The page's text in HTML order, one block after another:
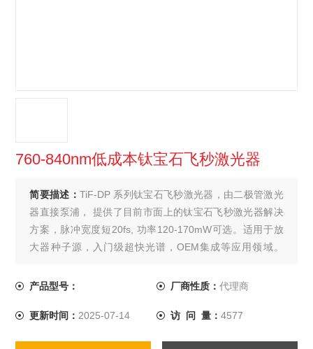
760-840nm低成本钛宝石飞秒激光器
简要描述：TiF-DP 系列钛宝石飞秒激光器，由二极管激光
器直接泵浦， 提供了目前市面上的钛宝石飞秒激光器解决
方案，脉冲宽度短20fs, 功率120-170mW可选。适用于放
大器种子源，入门级超快光谱，OEM集成等应用领域。
产品型号：
厂商性质： 代理商
更新时间： 2025-07-14 访 问 量： 4577